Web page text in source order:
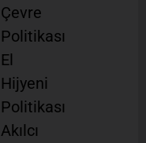
Çevre
Politikası
El
Hijyeni
Politikası
Akılcı